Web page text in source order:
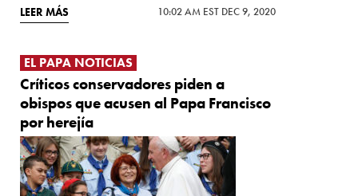
LEER MÁS 10:02 AM EST DEC 9, 2020
EL PAPA NOTICIAS
Críticos conservadores piden a
obispos que acusen al Papa Francisco
por herejía